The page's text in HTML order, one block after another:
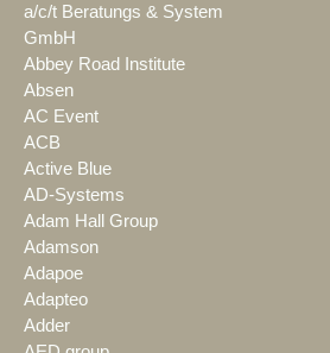
a/c/t Beratungs & System
GmbH
Abbey Road Institute
Absen
AC Event
ACB
Active Blue
AD-Systems
Adam Hall Group
Adamson
Adapoe
Adapteo
Adder